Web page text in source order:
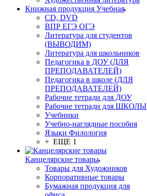
Книжная продукция Учебная
CD, DVD
ВПР ЕГЭ ОГЭ
Литература для студентов
(ВЫВОДИМ)
Литература для школьников
Педагогика в ДОУ (ДЛЯ
ПРЕПОДАВАТЕЛЕЙ)
Педагогика в школе (ДЛЯ
ПРЕПОДАВАТЕЛЕЙ)
Рабочие тетради для ДОУ
Рабочие тетради для ШКОЛЫ
Учебники
Учебно-наглядные пособия
Языки Филология
+ ЕЩЕ 1
Канцелярские товары
Товары для Художников
Корпоративные товары
Бумажная продукция для